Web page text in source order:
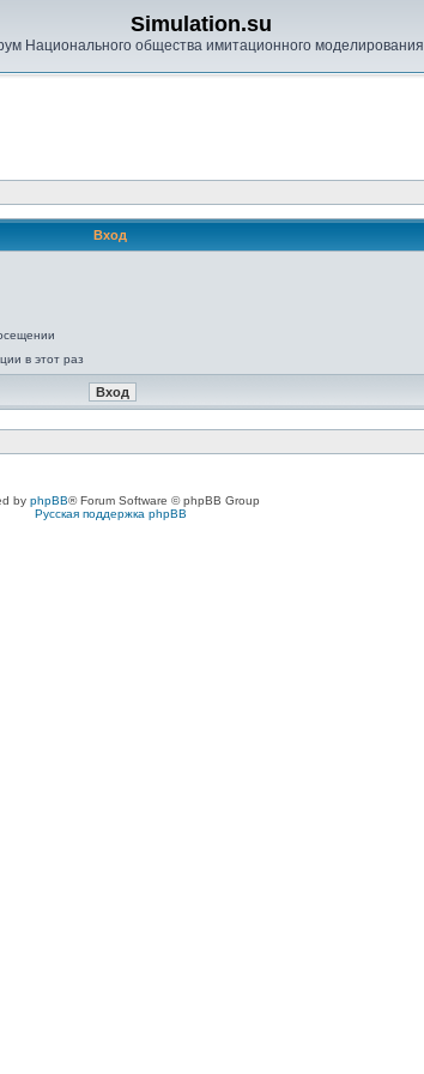
Simulation.su
Национального общества имитационного моделирования
Вход
в этот раз
by phpBB® Forum Software © phpBB Group
Русская поддержка phpBB